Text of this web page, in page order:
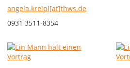
angela.kreipl[at]thws.de
0931 3511-8354